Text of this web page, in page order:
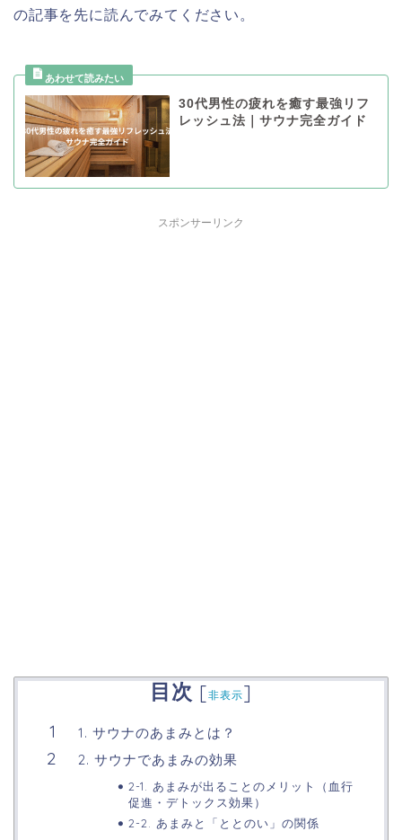
の記事を先に読んでみてください。
30代男性の疲れを癒す最強リフ
レッシュ法｜サウナ完全ガイド
スポンサーリンク
目次 [非表示]
1. サウナのあまみとは？
2. サウナであまみの効果
2-1. あまみが出ることのメリット（血行
促進・デトックス効果）
2-2. あまみと「ととのい」の関係